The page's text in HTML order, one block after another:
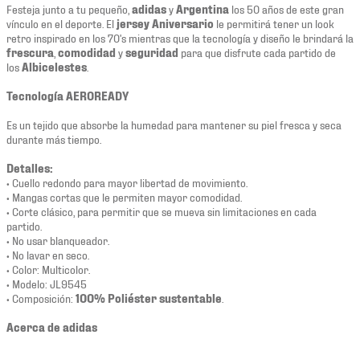
Festeja junto a tu pequeño, adidasyArgentina los 50 años de este gran
vínculo en el deporte. El jersey Aniversario le permitirá tener un look
retro inspirado en los 70's mientras que la tecnología y diseño le brindará la
frescura comodidad yseguridad para que disfrute cada partido de
losAlbicelestes
Tecnología AEROREADY
Es un tejido que absorbe la humedad para mantener su piel fresca y seca
durante más tiempo.
Detalles:
• Cuello redondo para mayor libertad de movimiento.
• Mangas cortas que le permiten mayor comodidad.
• Corte clásico, para permitir que se mueva sin limitaciones en cada
partido.
• No usar blanqueador.
• No lavar en seco.
• Color: Multicolor.
• Modelo: JL9545
• Composición: 100% Poliéster sustentable
Acerca de adidas